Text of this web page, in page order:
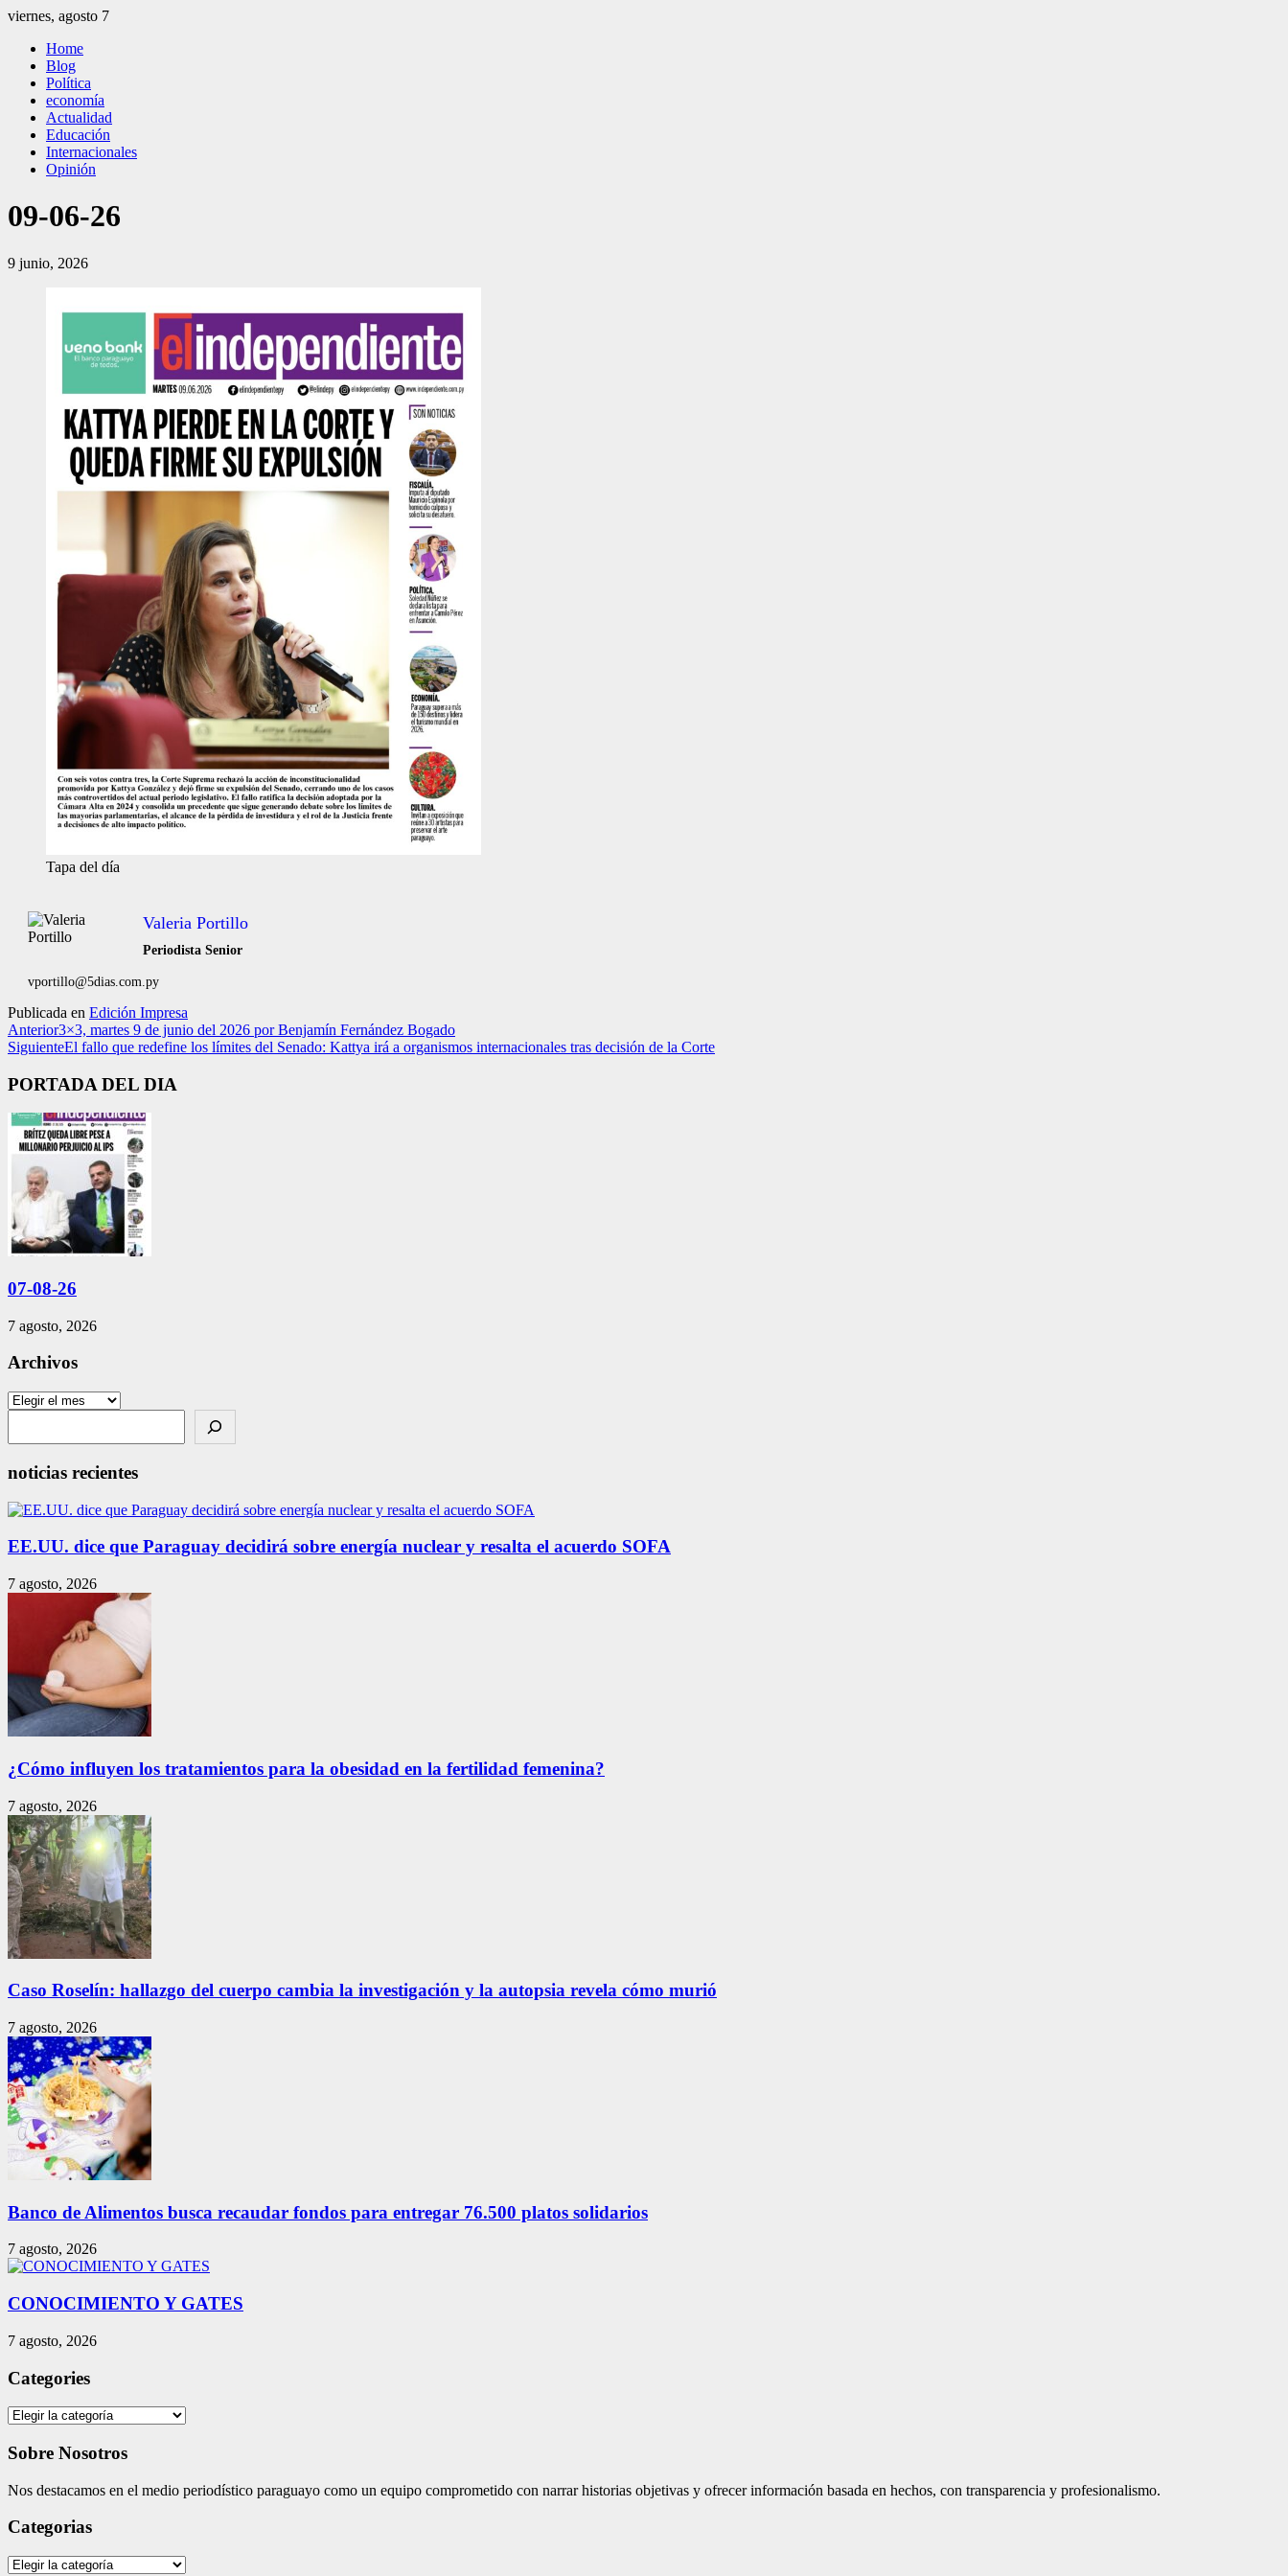
Saltar
contenido
viernes, agosto 7
El Independiente
El independiente Libre y Transparente
Home
Blog
Política
economía
Actualidad
Educación
Internacionales
Opinión
09-06-26
9 junio, 2026
Tapa del día
Valeria Portillo
Periodista Senior
vportillo@5dias.com.py
Publicada en Edición Impresa
Anterior3×3, martes 9 de junio del 2026 por Benjamín Fernández Bogado
SiguienteEl fallo que redefine los límites del Senado: Kattya irá a organismos internacionales tras decisión de la Corte
PORTADA DEL DIA
07-08-26
7 agosto, 2026
Archivos
Archivos
noticias recientes
EE.UU. dice que Paraguay decidirá sobre energía nuclear y resalta el acuerdo SOFA
7 agosto, 2026
¿Cómo influyen los tratamientos para la obesidad en la fertilidad femenina?
7 agosto, 2026
Caso Roselín: hallazgo del cuerpo cambia la investigación y la autopsia revela cómo murió
7 agosto, 2026
Banco de Alimentos busca recaudar fondos para entregar 76.500 platos solidarios
7 agosto, 2026
CONOCIMIENTO Y GATES
7 agosto, 2026
Categories
Categories
Sobre Nosotros
Nos destacamos en el medio periodístico paraguayo como un equipo comprometido con narrar historias objetivas y ofrecer información basada en hechos, con transparencia y profesionalismo.
Categorias
Categorias